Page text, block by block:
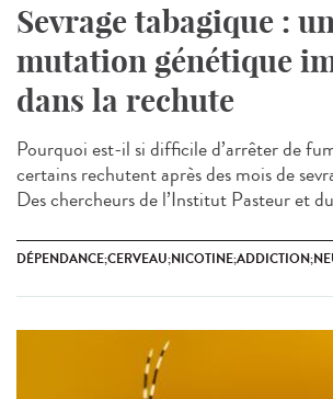
Sevrage tabagique :
mutation génétique
dans la rechute
Pourquoi est-il si difficile d’arrêter de
certains rechutent après des mois de
Des chercheurs de l’Institut Pasteur et